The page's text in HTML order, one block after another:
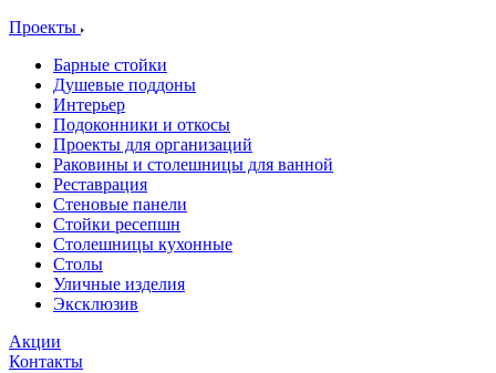
Проекты
Барные стойки
Душевые поддоны
Интерьер
Подоконники и откосы
Проекты для организаций
Раковины и столешницы для ванной
Реставрация
Стеновые панели
Стойки ресепшн
Столешницы кухонные
Столы
Уличные изделия
Эксклюзив
Акции
Контакты